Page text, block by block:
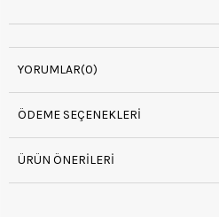
YORUMLAR(0)
ÖDEME SEÇENEKLERI
ÜRÜN ÖNERILERI